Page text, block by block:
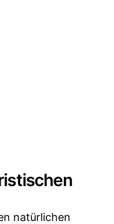
natürlichen